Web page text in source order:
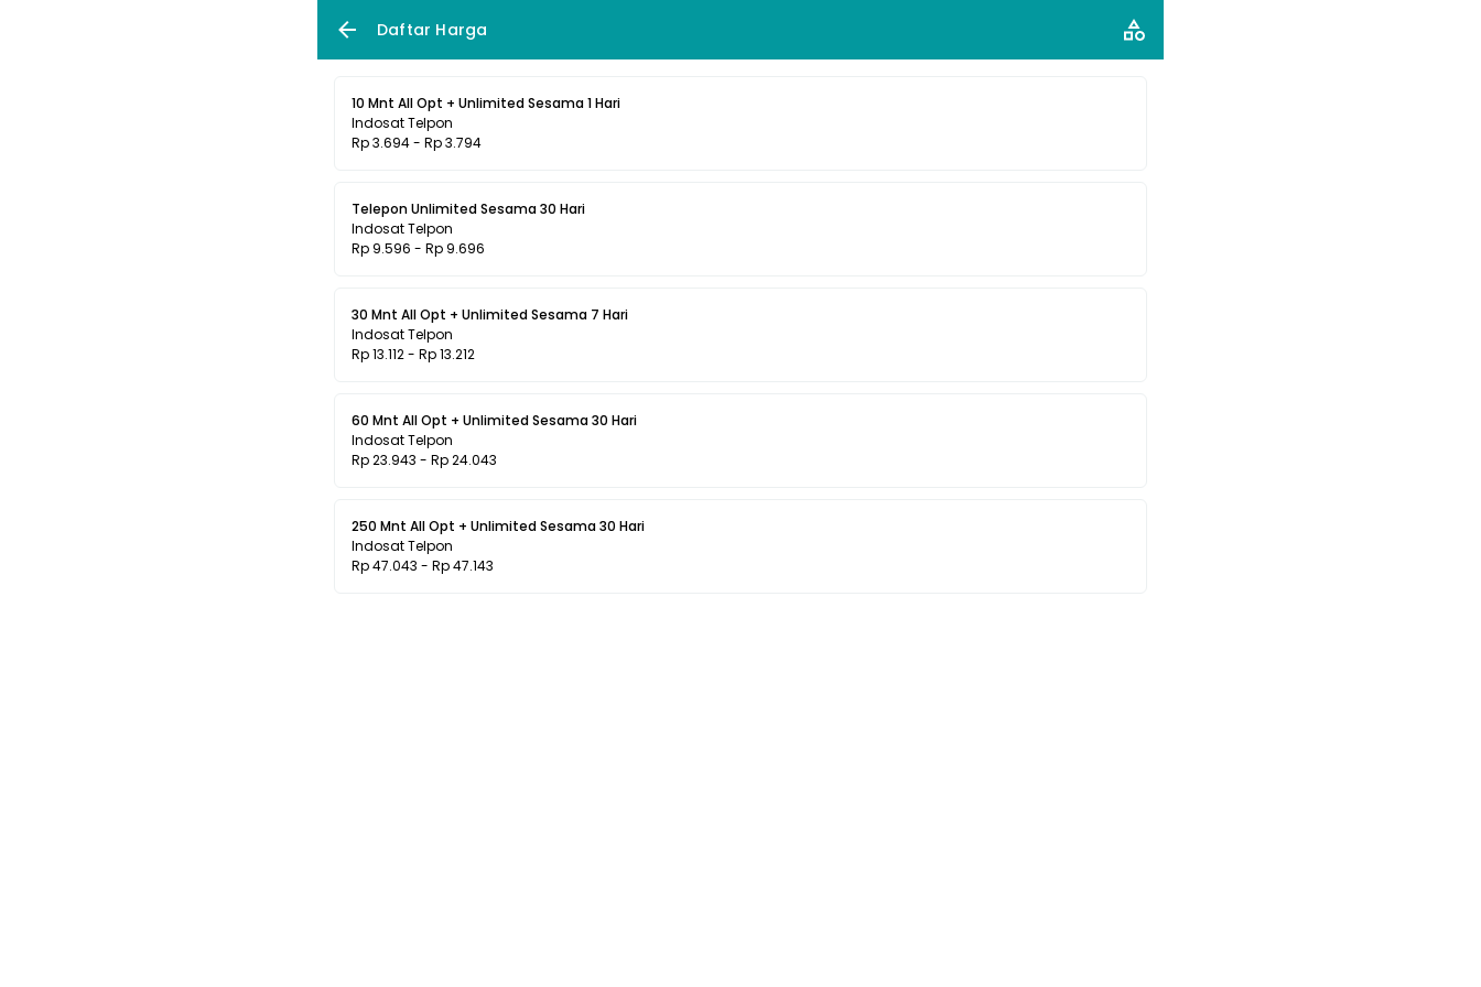
Daftar Harga
10 Mnt All Opt + Unlimited Sesama 1 Hari
Indosat Telpon
Rp 3.694 - Rp 3.794
Telepon Unlimited Sesama 30 Hari
Indosat Telpon
Rp 9.596 - Rp 9.696
30 Mnt All Opt + Unlimited Sesama 7 Hari
Indosat Telpon
Rp 13.112 - Rp 13.212
60 Mnt All Opt + Unlimited Sesama 30 Hari
Indosat Telpon
Rp 23.943 - Rp 24.043
250 Mnt All Opt + Unlimited Sesama 30 Hari
Indosat Telpon
Rp 47.043 - Rp 47.143